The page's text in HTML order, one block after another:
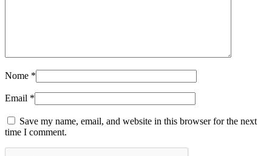
Nome *
Email *
Save my name, email, and website in this browser for the next
time I comment.